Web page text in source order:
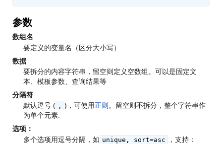
参数
数组名
要定义的变量名（区分大小写）
数据
要拆分的内容字符串，留空则定义空数组。可以是固定文
本、模板参数、查询结果等
分隔符
默认逗号 ( , )，可使用正则 。留空则不拆分，整个字符串作
为单个元素.
选项 ：
多个选项用逗号分隔，如 unique, sort=asc ，支持：